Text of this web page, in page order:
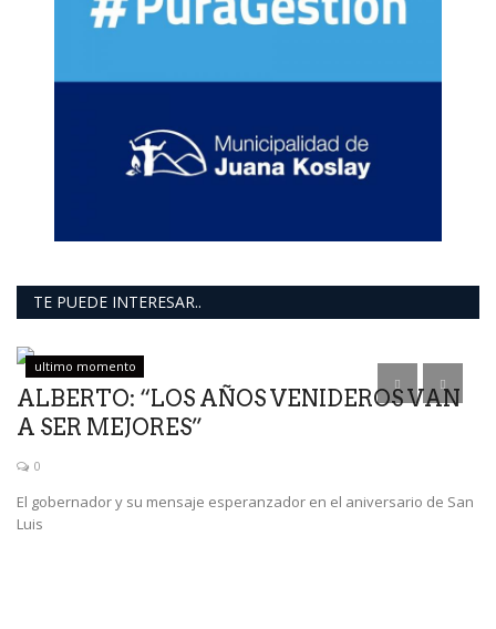
TE PUEDE INTERESAR..
ultimo momento
ALBERTO: “LOS AÑOS VENIDEROS VAN
A SER MEJORES”
0
El gobernador y su mensaje esperanzador en el aniversario de San
Luis